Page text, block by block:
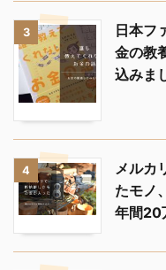
3
日本フ
金の教
込みま
4
メルカ
たモノ
年間20